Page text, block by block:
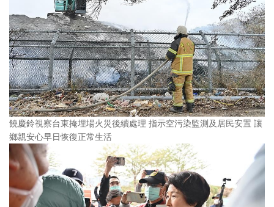
饒慶鈴視察台東掩埋場火災後續處理 指示空污染監測及居民安置 讓
鄉親安心早日恢復正常生活